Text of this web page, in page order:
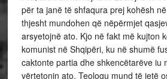
për ta janë të shfaqura prej kohësh
thjesht mundohen që nëpërmjet
arsyetojnë ato. Kjo në fakt më kujton
komunist në Shqipëri, ku në shumë
caktonte partia dhe shkencëtarëve iu
vërtetonin ato. Teologu mund të jetë